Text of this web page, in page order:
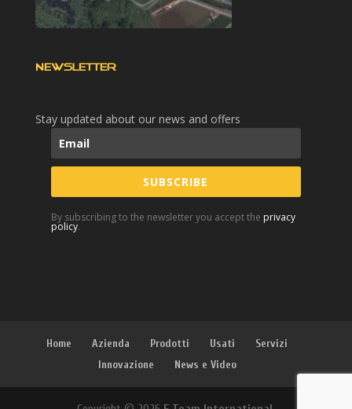
NEWSLETTER
Stay updated about our news and offers
SUBSCRIBE
By subscribing to the newsletter you accept the privacy
policy.
Home Azienda Prodotti Usati
Servizi
Innovazione
News e Video